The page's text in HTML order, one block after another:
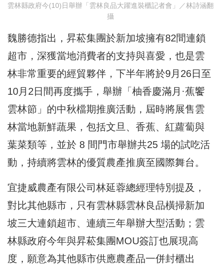
雲林縣政府今(10)日舉辦「雲林良品大躍進裝櫃記者會」／林詩涵翻
攝
魏勝德指出，昇菘集團於新加坡擁有82間連鎖
超市，深獲當地消費者的支持與喜愛，也是雲
林非常重要的經貿夥伴，下半年將於9月26日至
10月2日間再度攜手，舉辦「柚香慶滿月·蕉饗
雲林節」的中秋檔期推廣活動，屆時將展售雲
林當地新鮮蔬果，包括文旦、香蕉、紅蘿蔔與
葉菜類等，並於 8 間門市舉辦共25 場的試吃活
動，持續將雲林的優質農產推廣至國際舞台。
宜捷威農產有限公司林延蓉總經理特別提及，
對比其他縣市，只有雲林縣雲林良品橫掃新加
坡三大連鎖超市、連續三年舉辦大型活動；雲
林縣政府今年與昇菘集團MOU簽訂也展現高
度，願意為其他縣市供應農產品一併封櫃出